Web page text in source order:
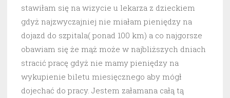
stawiłam się na wizycie u lekarza z dzieckiem
gdyż najzwyczajniej nie miałam pieniędzy na
dojazd do szpitala( ponad 100 km) a co najgorsze
obawiam się że mąż może w najbliższych dniach
stracić pracę gdyż nie mamy pieniędzy na
wykupienie biletu miesięcznego aby mógł
dojechać do pracy. Jestem załamana całą tą